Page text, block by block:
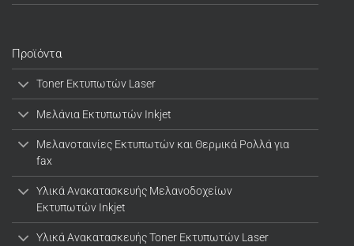
Προϊόντα
Toner Εκτυπωτών Laser
Μελάνια Εκτυπωτών Inkjet
Μελανοταινίες Εκτυπωτών και Θερμικά Ρολλά για
fax
Υλικά Ανακατασκευής Μελανοδοχείων
Εκτυπωτών Inkjet
Υλικά Ανακατασκευής Toner Εκτυπωτών Laser